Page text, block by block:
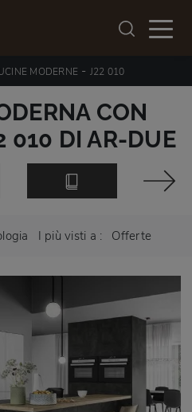
MODERNE - J22 010
CON
010 DI AR-DUE
I più visti a : Offerte